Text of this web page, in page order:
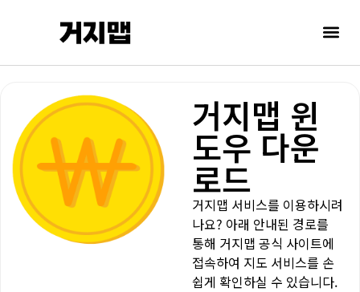
거지맵 윈
도우 다운
로드
거지맵 서비스를 이용하시려
나요? 아래 안내된 경로를
통해 거지맵 공식 사이트에
접속하여 지도 서비스를 손
쉽게 확인하실 수 있습니다.